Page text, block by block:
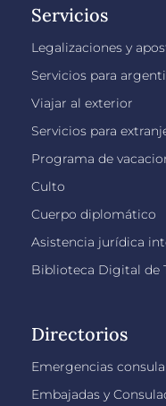
Servicios
Legalizaciones y
Servicios para
Viajar al exterior
Servicios para
Programa de
Culto
Cuerpo diplomático
Asistencia jurídica
Biblioteca Digital de
Directorios
Emergencias
Embajadas y